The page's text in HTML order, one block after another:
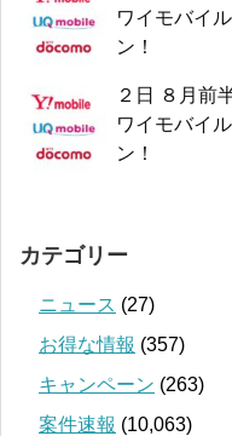
ワイモバイ
ン！
２日 ８月前
ワイモバイ
ン！
カテゴリー
ニュース (27)
お得な情報 (357)
キャンペーン (263)
案件速報 (10,063)